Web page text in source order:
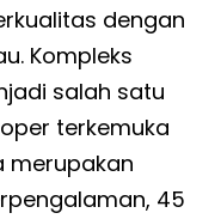
dengan
Kompleks
salah satu
terkemuka
merupakan
45